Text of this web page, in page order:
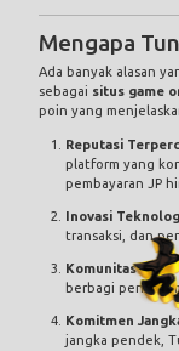
Mengapa
Ada banyak alasan
sebagai situs game
poin yang
Reputasi
platform yang
pembayaran JP
Inovasi
transaksi, dan
Komunitas Aktif
berbagi
Komitmen
jangka pendek,